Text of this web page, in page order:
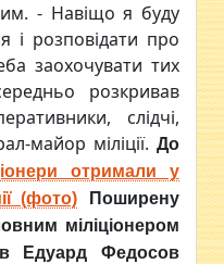
- Навіщо я буду
і розповідати про
заохочувати тих
розкривав
слідчі,
майор міліції. До
отримали у
(фото)
Поширену
міліціонером
Едуард Федосов